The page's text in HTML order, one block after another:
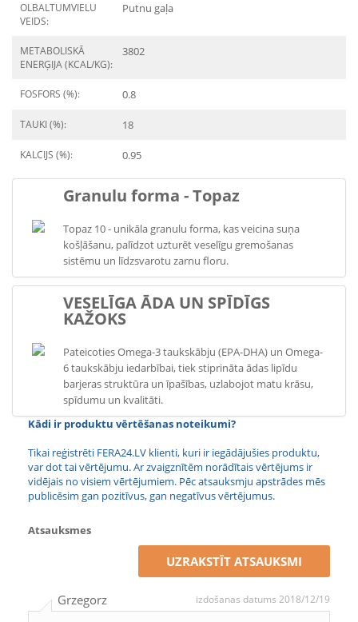
OLBALTUMVIELU
VEIDS:
Putnu gaļa
METABOLISKĀ
ENERĢIJA (KCAL/KG):
3802
FOSFORS (%): 0.8
TAUKI (%): 18
KALCIJS (%): 0.95
Granulu forma - Topaz
Topaz 10 - unikāla granulu forma, kas veicina suņa
košļāšanu, palīdzot uzturēt veselīgu gremošanas
sistēmu un līdzsvarotu zarnu floru.
VESELĪGA ĀDA UN SPĪDĪGS
KAŽOKS
Pateicoties Omega-3 taukskābju (EPA-DHA) un Omega-
6 taukskābju iedarbībai, tiek stiprināta ādas lipīdu
barjeras struktūra un īpašības, uzlabojot matu krāsu,
spīdumu un kvalitāti.
Kādi ir produktu vērtēšanas noteikumi?
Tikai reģistrēti FERA24.LV klienti, kuri ir iegādājušies produktu,
var dot tai vērtējumu. Ar zvaigznītēm norādītais vērtējums ir
vidējais no visiem vērtējumiem. Pēc atsauksmju apstrādes mēs
publicēsim gan pozitīvus, gan negatīvus vērtējumus.
Atsauksmes
UZRAKSTĪT ATSAUKSMI
Grzegorz izdošanas datums 2018/12/19